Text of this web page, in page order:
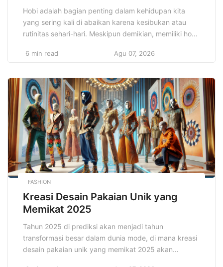
Hobi adalah bagian penting dalam kehidupan kita
yang sering kali di abaikan karena kesibukan atau
rutinitas sehari-hari. Meskipun demikian, memiliki hobi
Hobi seru untuk meningkatkan hidup Anda dapat
hingga mental. Melalui berbagai kegiatan yang
menyenangkan, hobi bisa menjadi sarana untuk
meredakan […]
6 min read Agu 07, 2026
FASHION
Kreasi Desain Pakaian Unik yang
Memikat 2025
Tahun 2025 di prediksi akan menjadi tahun
transformasi besar dalam dunia mode, di mana kreasi
desain pakaian unik yang memikat 2025 akan